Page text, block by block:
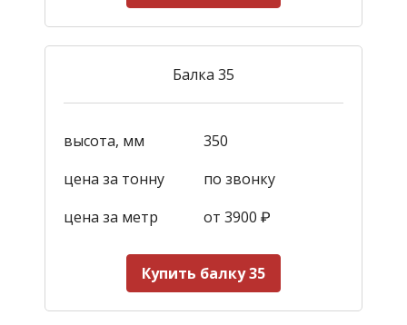
Балка 35
высота, мм
350
цена за тонну
по звонку
цена за метр
от 3900 ₽
Купить балку 35